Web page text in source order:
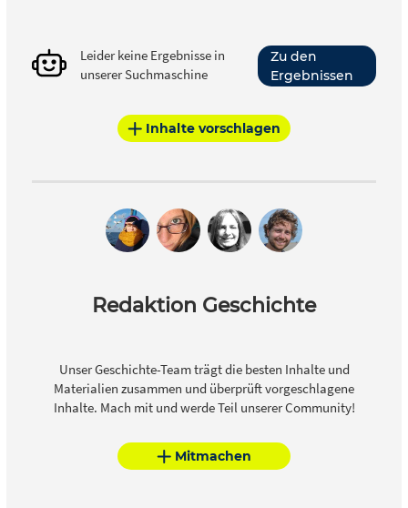
Leider keine Ergebnisse in
unserer Suchmaschine
Zu den
Ergebnissen
Inhalte vorschlagen
Redaktion Geschichte
Unser Geschichte-Team trägt die besten Inhalte und
Materialien zusammen und überprüft vorgeschlagene
Inhalte. Mach mit und werde Teil unserer Community!
Mitmachen